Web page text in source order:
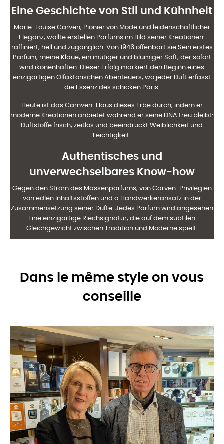
Eine Geschichte von Stil und Kühnheit
Marie-Louise Carven, Pionier von Mode und leidenschaftlicher
Eleganz, wollte erstellen Parfüms im Bild seiner Kreationen:
raffiniert, hell und zugänglich. Von 1946 offenbart sie Sein erstes
Parfüm, meine Klaue, ein mutiger und blumiger Saft, der sofort
wird ikonenhaften. Dieser Erfolg markiert den Beginn eines
einzigartigen Olfaktorischen Abenteuers, wo jeder Duft erfasst
die Essenz des schicken Paris.
Heute ist das Carnven-Haus dieses Erbe durch, indem er
moderne Kreationen anbietet während er seine DNA treu bleibt:
Duftstoffe frisch, zeitlos und beeindruckt Weiblichkeit und
Leichtigkeit.
Authentisches und
unverwechselbares Know-how
Gegen den Strom des Massenparfüms, von Carven-Privilegien
von edlen Inhaltsstoffen und a Handwerkeransatz in der
Zusammensetzung seiner Düfte. Jedes Parfüm wird angesehen
Eine einzigartige Riechsignatur, die auf dem subtilen
Gleichgewicht zwischen Tradition und Moderne spielt.
Dans le même style on vous
conseille